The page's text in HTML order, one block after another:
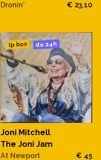
Dronin'
€ 23,10
lp box do 24h
Joni Mitchell
The Joni Jam
At Newport € 45